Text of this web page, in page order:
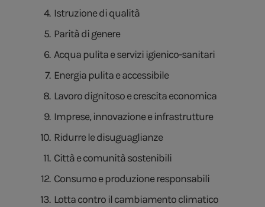
Istruzione di qualità
Parità di genere
Acqua pulita e servizi igienico-sanitari
Energia pulita e accessibile
Lavoro dignitoso e crescita economica
Imprese, innovazione e infrastrutture
Ridurre le disuguaglianze
Città e comunità sostenibili
Consumo e produzione responsabili
Lotta contro il cambiamento climatico